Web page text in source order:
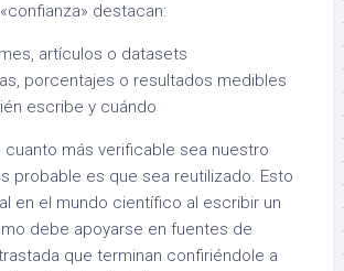
destacan:
artículos o datasets
porcentajes o resultados medibles
escribe y cuándo
cuanto más verificable sea nuestro
probable es que sea reutilizado. Esto
en el mundo científico al escribir un
debe apoyarse en fuentes de
que terminan confiriéndole a